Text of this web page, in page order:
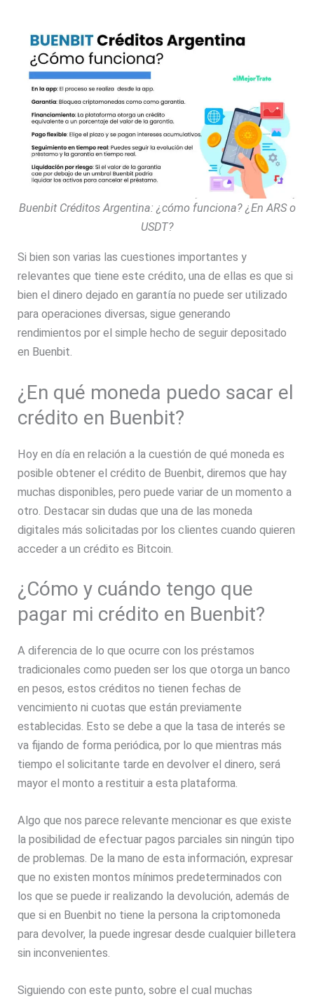
Buenbit Créditos Argentina: ¿cómo funciona? ¿En ARS o
USDT?
Si bien son varias las cuestiones importantes y
relevantes que tiene este crédito, una de ellas es que si
bien el dinero dejado en garantía no puede ser utilizado
para operaciones diversas, sigue generando
rendimientos por el simple hecho de seguir depositado
en Buenbit.
¿En qué moneda puedo sacar el
crédito en Buenbit?
Hoy en día en relación a la cuestión de qué moneda es
posible obtener el crédito de Buenbit, diremos que hay
muchas disponibles, pero puede variar de un momento a
otro. Destacar sin dudas que una de las moneda
digitales más solicitadas por los clientes cuando quieren
acceder a un crédito es Bitcoin.
¿Cómo y cuándo tengo que
pagar mi crédito en Buenbit?
A diferencia de lo que ocurre con los préstamos
tradicionales como pueden ser los que otorga un banco
en pesos, estos créditos no tienen fechas de
vencimiento ni cuotas que están previamente
establecidas. Esto se debe a que la tasa de interés se
va fijando de forma periódica, por lo que mientras más
tiempo el solicitante tarde en devolver el dinero, será
mayor el monto a restituir a esta plataforma.
Algo que nos parece relevante mencionar es que existe
la posibilidad de efectuar pagos parciales sin ningún tipo
de problemas. De la mano de esta información, expresar
que no existen montos mínimos predeterminados con
los que se puede ir realizando la devolución, además de
que si en Buenbit no tiene la persona la criptomoneda
para devolver, la puede ingresar desde cualquier billetera
sin inconvenientes.
Siguiendo con este punto, sobre el cual muchas